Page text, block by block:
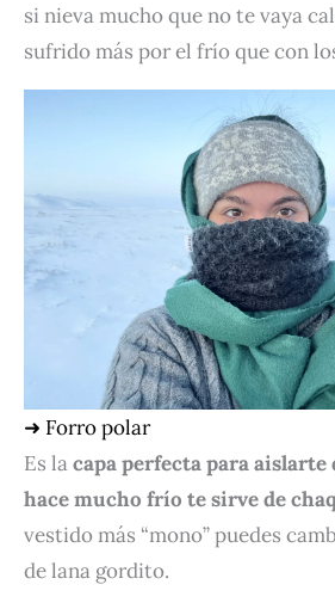
si nieva mucho que no te vaya
sufrido más por el frío que con
➜ Forro polar
Es lacapa perfecta para aislarte
hace mucho frío te sirve de
vestido más “mono” puedes
de lana gordito.